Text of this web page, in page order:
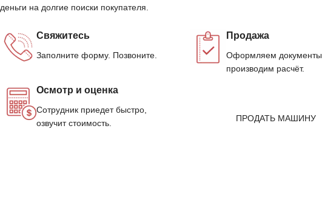
деньги на долгие поиски покупателя.
Свяжитесь
Заполните форму. Позвоните.
Осмотр и оценка
Сотрудник приедет быстро,
озвучит стоимость.
Продажа
Оформляем документы,
производим расчёт.
ПРОДАТЬ МАШИНУ